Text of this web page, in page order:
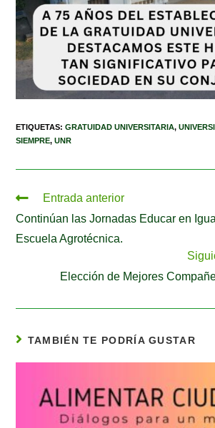
ETIQUETAS:GRATUIDAD UNIVERSITARIA,
SIEMPRE, UNR
Entrada anterior
Continúan las Jornadas Educar en
Escuela Agrotécnica.
Elección de Mejores
TAMBIÉN TE PODRÍA GUSTAR